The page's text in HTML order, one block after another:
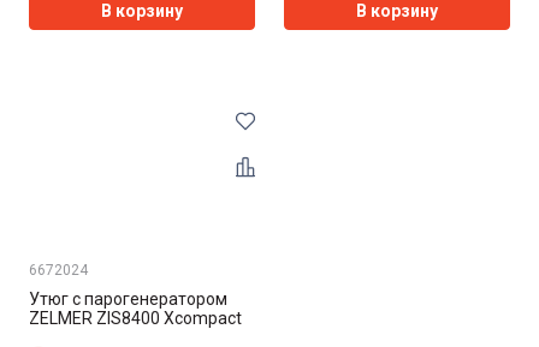
В корзину В корзину
6672024
Утюг с парогенератором
ZELMER ZIS8400 Xcompact